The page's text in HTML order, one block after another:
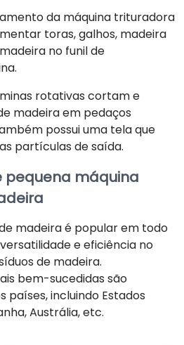
da máquina trituradora
toras, galhos, madeira
no funil de
rotativas cortam e
madeira em pedaços
possui uma tela que
partículas de saída.
pequena máquina
madeira é popular em todo
e eficiência no
de madeira.
bem-sucedidas são
países, incluindo Estados
Austrália, etc.